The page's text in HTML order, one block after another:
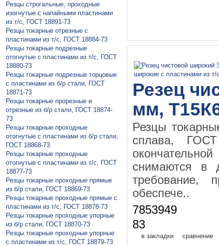
Резцы строгальные, проходные
изогнутые с напайными пластинами
из т/с, ГОСТ 18891-73
Резцы токарные отрезные с
пластинами из т/с, ГОСТ 18884-73
Резцы токарные подрезные
отогнутые с пластинами из т/с, ГОСТ
18880-73
Резцы токарные подрезные торцовые
с пластинами из б/р стали, ГОСТ
18871-73
Резцы токарные прорезные и
отрезные из б/р стали, ГОСТ 18874-
73
Резцы токарные проходные
отогнутые с пластинами из б/р стали,
ГОСТ 18868-73
Резцы токарные проходные
отогнутые с пластинами из т/с, ГОСТ
18877-73
Резцы токарные проходные прямые
из б/р стали, ГОСТ 18869-73
Резцы токарные проходные прямые с
пластинами из т/с, ГОСТ 18878-73
Резцы токарные проходные упорные
из б/р стали, ГОСТ 18870-73
Резцы токарные проходные упорные
с пластинами из т/с, ГОСТ 18879-73
Резец
мм,
Резцы
сплава,
снимаются в
требование,
обеспече..
7853949
83
в закладки сравнение